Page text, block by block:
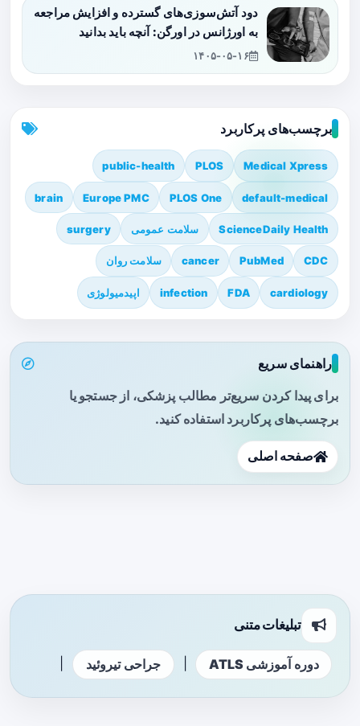
دود آتش‌سوزی‌های گسترده و افزایش مراجعه
به اورژانس در اورگن: آنچه باید بدانید
۱۴۰۵-۰۵-۱۶
برچسب‌های پرکاربرد
Medical Xpress
PLOS
public-health
default-medical
PLOS One
Europe PMC
brain
ScienceDaily Health سلامت عمومی surgery
CDC
PubMed
cancer سلامت روان
cardiology
FDA
infection اپیدمیولوژی
راهنمای سریع
برای پیدا کردن سریع‌تر مطالب پزشکی، از جستجو یا
برچسب‌های پرکاربرد استفاده کنید.
صفحه اصلی
تبلیغات متنی
دوره آموزشی ATLS جراحی تیروئید